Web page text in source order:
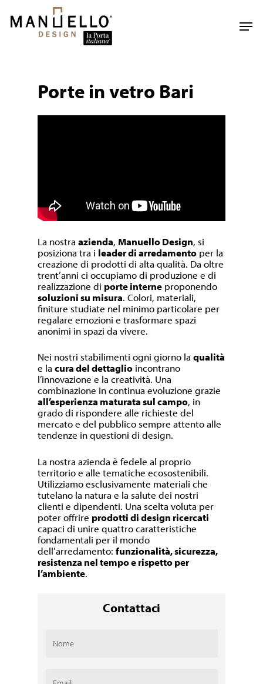
main
Porte in vetro Bari
La nostraazienda, Manuello Design, si
posiziona tra i leader di arredamento per la
creazione di prodotti di alta qualità. Da oltre
trent’anni ci occupiamo di produzione e di
realizzazione di porte interne proponendo
soluzioni su misura. Colori, materiali,
finiture studiate nel minimo particolare per
regalare emozioni e trasformare spazi
anonimi in spazi da vivere.
Nei nostri stabilimenti ogni giorno laqualità
e lacura del dettaglio incontrano
l’innovazione e la creatività. Una
combinazione in continua evoluzione grazie
all’esperienza maturata sul campo, in
grado di rispondere alle richieste del
mercato e del pubblico sempre attento alle
tendenze in questioni di design.
La nostra azienda è fedele al proprio
territorio e alle tematiche ecosostenibili.
Utilizziamo esclusivamente materiali che
tutelano la natura e la salute dei nostri
clienti e dipendenti. Una scelta voluta per
poter offrire prodotti di design ricercati
capaci di unire quattro caratteristiche
fondamentali per il mondo
dell’arredamento:funzionalità, sicurezza,
resistenza nel tempo e rispetto per
l’ambiente.
Contattaci